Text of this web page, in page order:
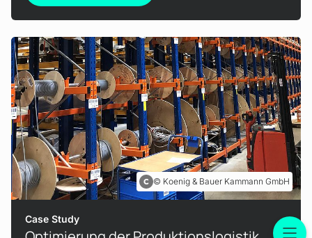
Koenig & Bauer Kammann GmbH
Case Study
Ihr Feedback zur Website
Ihre Meinung hilft uns, diese Website zu
verbessern. Wir schätzen Ihre Zeit – die Umfrage
dauert nur etwa 3 Minuten.
Feedback geben